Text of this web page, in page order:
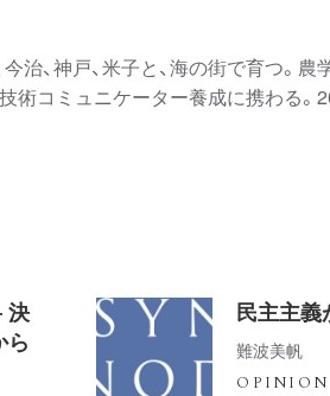
、神戸、米子と、海の街で育つ。農
術コミュニケーター養成に携わる。
決
ら
民主主義
難波美帆
OPINION